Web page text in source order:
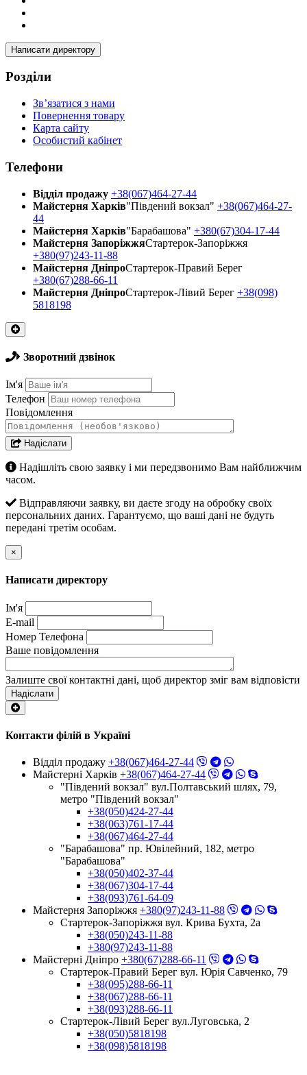
Написати директору
Розділи
Зв’язатися з нами
Повернення товару
Карта сайту
Особистий кабінет
Телефони
Відділ продажу +38(067)464-27-44
Майстерня Харків"Південий вокзал" +38(067)464-27-
44
Майстерня Харків"Барабашова" +380(67)304-17-44
Майстерня ЗапоріжжяСтартерок-Запоріжжя
+380(97)243-11-88
Майстерня ДнiпроСтартерок-Правий Берег
+380(67)288-66-11
Майстерня ДнiпроСтартерок-Лівий Берег +38(098)
5818198
Зворотний дзвінок
Ім'я
Телефон
Повідомлення
Надіслати
Надішліть свою заявку і ми передзвонимо Вам найближчим
часом.
Відправляючи заявку, ви даєте згоду на обробку своїх
персональних даних. Гарантуємо, що ваші дані не будуть
передані третім особам.
×
Написати директору
Ім'я
E-mail
Номер Телефона
Ваше повідомлення
Залиште свої контактні дані, щоб директор зміг вам відповісти
Надіслати
Контакти філій в Україні
Відділ продажу +38(067)464-27-44
Майстерні Харків +38(067)464-27-44
"Південий вокзал" вул.Полтавський шлях, 79,
метро "Південий вокзал"
+38(050)424-27-44
+38(063)761-17-44
+38(067)464-27-44
"Барабашова" пр. Ювілейний, 182, метро
"Барабашова"
+38(050)402-37-44
+38(067)304-17-44
+38(093)761-64-09
Майстерня Запоріжжя +380(97)243-11-88
Стартерок-Запоріжжя вул. Крива Бухта, 2а
+38(050)243-11-88
+380(97)243-11-88
Майстерні Днiпро +380(67)288-66-11
Стартерок-Правий Берег вул. Юрія Савченко, 79
+38(095)288-66-11
+38(067)288-66-11
+38(093)288-66-11
Стартерок-Лівий Берег вул.Луговська, 2
+38(050)5818198
+38(098)5818198